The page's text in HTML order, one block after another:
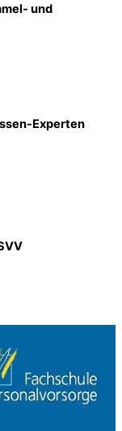
und
Experten